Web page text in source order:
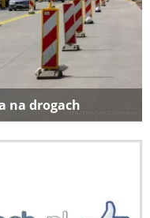
na drogach